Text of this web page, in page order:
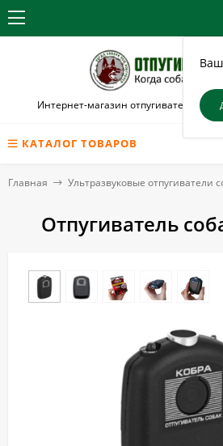
Интернет-магазин отпугивателей
КАТАЛОГ ТОВАРОВ
Главная Ультразвуковые отпугиватели
Отпугиватель